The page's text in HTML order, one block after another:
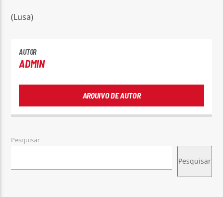
(Lusa)
AUTOR
ADMIN
ARQUIVO DE AUTOR
Pesquisar
Pesquisar